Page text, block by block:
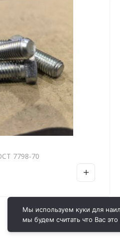
7798-70
Мы используем куки для
мы будем считать что Вас это